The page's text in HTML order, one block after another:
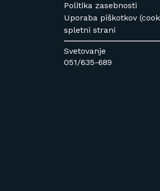
Politika zasebnosti
Uporaba piškotkov
spletni strani
Svetovanje
051/635-689